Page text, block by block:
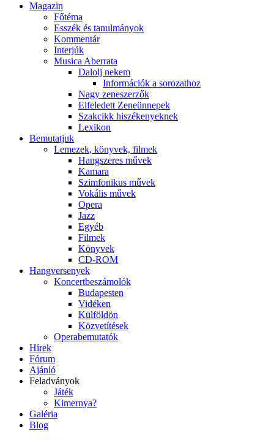
Magazin
Főtéma
Esszék és tanulmányok
Kommentár
Interjúk
Musica Aberrata
Dalolj nekem
Információk a sorozathoz
Nagy zeneszerzők
Elfeledett Zeneünnepek
Szakcikk hiszékenyeknek
Lexikon
Bemutatjuk
Lemezek, könyvek, filmek
Hangszeres művek
Kamara
Szimfonikus művek
Vokális művek
Opera
Jazz
Egyéb
Filmek
Könyvek
CD-ROM
Hangversenyek
Koncertbeszámolók
Budapesten
Vidéken
Külföldön
Közvetítések
Operabemutatók
Hírek
Fórum
Ajánló
Feladványok
Játék
Kimernya?
Galéria
Blog